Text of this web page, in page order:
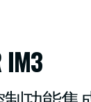
IM3